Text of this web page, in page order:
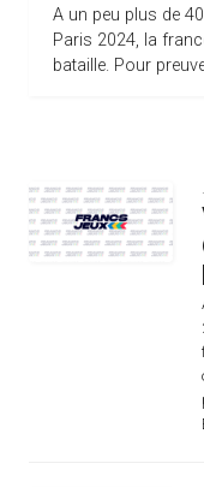
A un peu plus de
Paris 2024, la
bataille. Pour